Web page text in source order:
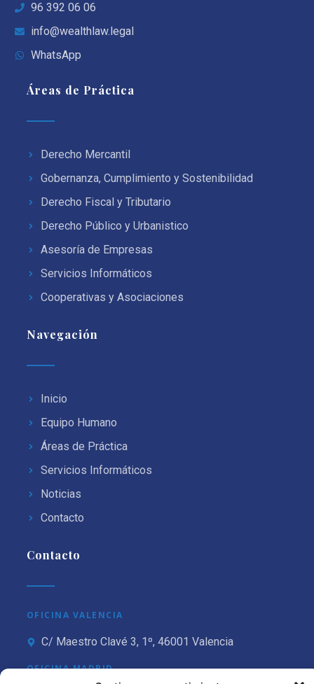
96 392 06 06
info@wealthlaw.legal
WhatsApp
Áreas de Práctica
Derecho Mercantil
Gobernanza, Cumplimiento y Sostenibilidad
Derecho Fiscal y Tributario
Derecho Público y Urbanistico
Asesoría de Empresas
Servicios Informáticos
Cooperativas y Asociaciones
Navegación
Inicio
Equipo Humano
Áreas de Práctica
Servicios Informáticos
Noticias
Contacto
Contacto
OFICINA VALENCIA
C/ Maestro Clavé 3, 1º, 46001 Valencia
OFICINA MADRID